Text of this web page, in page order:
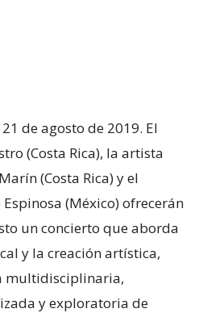
de agosto de 2019. El
(Costa Rica), la artista
(Costa Rica) y el
(México) ofrecerán
un concierto que aborda
y la creación artística,
multidisciplinaria,
y exploratoria de